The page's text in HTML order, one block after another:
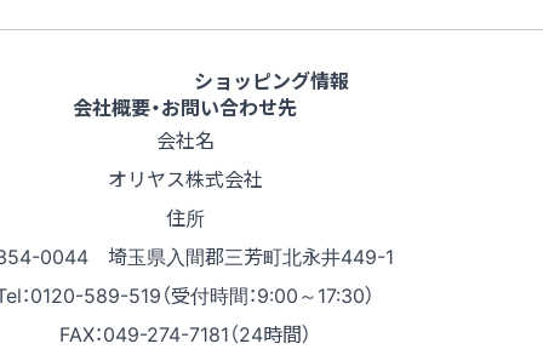
ショッピング情報
会社概要・お問い合わせ先
会社名
オリヤス株式会社
住所
0044 埼玉県入間郡三芳町北永井449-1
：0120-589-519（受付時間：9:00～17:30）
FAX：049-274-7181（24時間）